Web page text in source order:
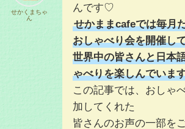
せかくまちゃ
ん
んです♡
せかままcafeでは毎月
おしゃべり会を開催し
世界中の皆さんと日本
ゃべりを楽しんでいま
この記事では、おしゃ
加してくれた
皆さんのお声の一部を